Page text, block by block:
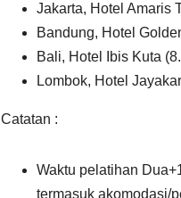
Jakarta, Hotel Amaris
Bandung, Hotel
Bali, Hotel Ibis Kuta
Lombok, Hotel
Catatan :
Waktu pelatihan
termasuk akomodasi/